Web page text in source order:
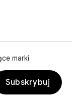
marki
Subskrybuj